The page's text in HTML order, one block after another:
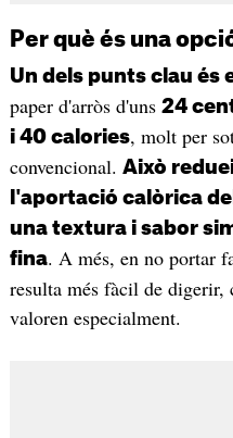
Per què és una
Un dels punts clau és
paper d'arròs d'uns 24
i 40 calories, molt per
convencional. Això
l'aportació calòrica
una textura i sabor
fina. A més, en no portar
resulta més fàcil de digerir,
valoren especialment.